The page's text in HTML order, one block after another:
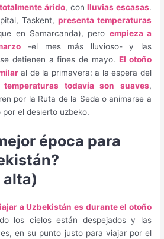
totalmente árido, conlluvias escasas.
Taskent,presenta temperaturas
en Samarcanda), pero empieza a
-el mes más lluvioso- y las
detienen a fines de mayo.El otoño
al de la primavera: a la espera del
temperaturas todavía son suaves,
por la Ruta de la Seda o animarse a
el desierto uzbeko.
época para
alta)
a Uzbekistán es durante el otoño
los cielos están despejados y las
en su punto justo para viajar por el